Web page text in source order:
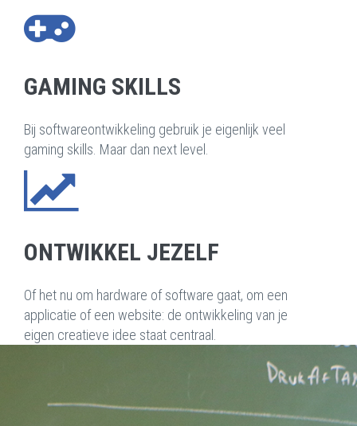
GAMING SKILLS
Bij softwareontwikkeling gebruik je eigenlijk veel
gaming skills. Maar dan next level.
ONTWIKKEL JEZELF
Of het nu om hardware of software gaat, om een
applicatie of een website: de ontwikkeling van je
eigen creatieve idee staat centraal.